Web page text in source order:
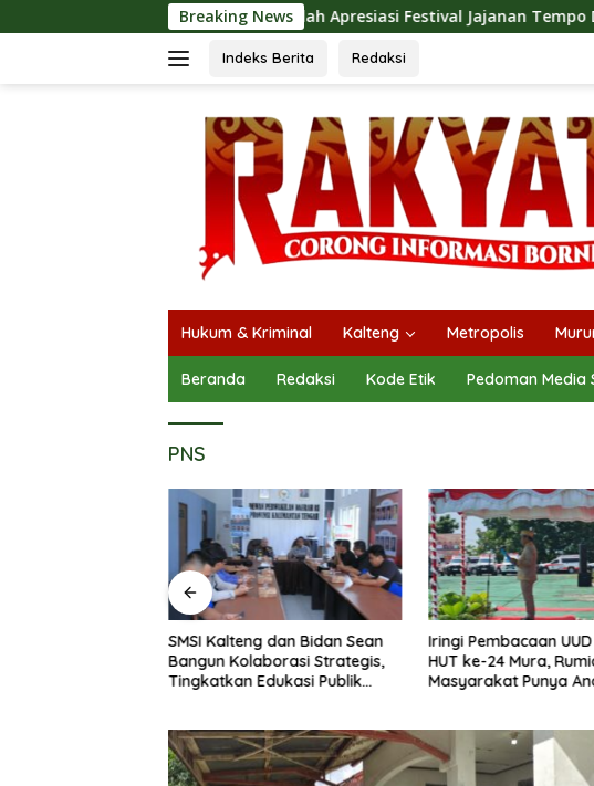
ke
Breaking News
Dina Maulidah Apresiasi Festival Jajanan Tempo Dulu, Dorong
Indeks Berita Redaksi
Hukum & Kriminal Kalteng Metropolis
Beranda Redaksi Kode Etik Pedoman Media
PNS
SMSI Kalteng dan Bidan Sean
Bangun Kolaborasi Strategis,
Tingkatkan Edukasi Publik
Iringi Pembacaan
HUT ke-24 Mura,
Masyarakat Punya